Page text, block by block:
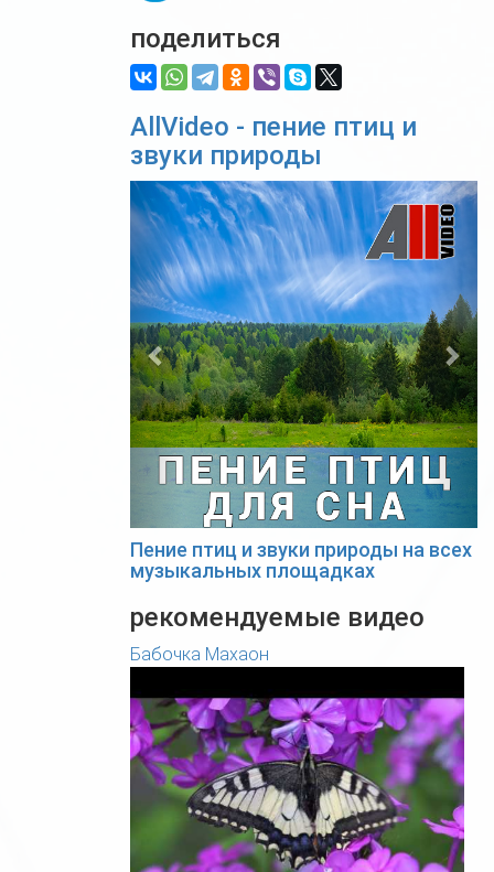
поделиться
AllVideo - пение птиц и
звуки природы
Previous
Пение птиц и звуки природы на всех
музыкальных площадках
рекомендуемые видео
Бабочка Махаон